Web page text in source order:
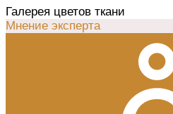
Галерея цветов ткани
Мнение эксперта